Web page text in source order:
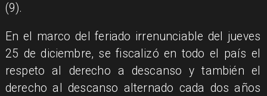
(9).
En el marco del feriado irrenunciable del jueves
25 de diciembre, se fiscalizó en todo el país el
respeto al derecho a descanso y también el
derecho al descanso alternado cada dos años